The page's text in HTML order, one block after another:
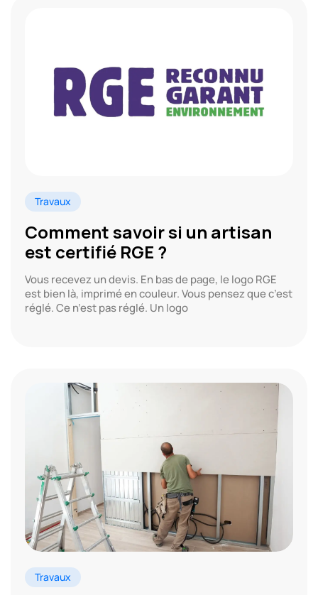
Travaux
Comment savoir si un artisan
est certifié RGE ?
Vous recevez un devis. En bas de page, le logo RGE
est bien là, imprimé en couleur. Vous pensez que c’est
réglé. Ce n’est pas réglé. Un logo
Travaux